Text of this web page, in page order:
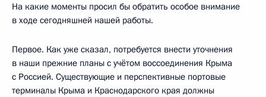
На какие моменты просил бы обратить особое внимание
в ходе сегодняшней нашей работы.
Первое. Как уже сказал, потребуется внести уточнения
в наши прежние планы с учётом воссоединения Крыма
с Россией. Существующие и перспективные портовые
терминалы Крыма и Краснодарского края должны